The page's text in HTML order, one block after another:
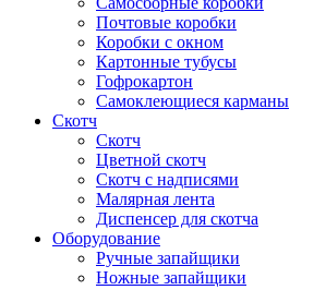
Почтовые коробки
Коробки с окном
Картонные тубусы
Гофрокартон
Самоклеющиеся карманы
Скотч
Скотч
Цветной скотч
Скотч с надписями
Малярная лента
Диспенсер для скотча
Оборудование
Ручные запайщики
Ножные запайщики